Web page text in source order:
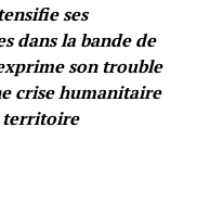
ses
dans la bande de
son trouble
crise humanitaire
territoire